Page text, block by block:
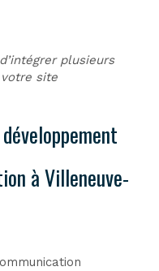
plusieurs
site
à Villeneuve-